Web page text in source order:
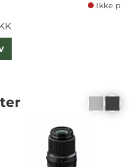
Ikke på